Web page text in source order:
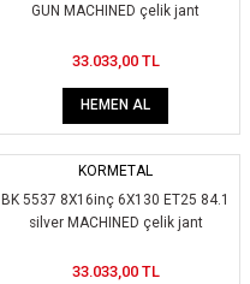
GUN MACHINED çelik jant
33.033,00 TL
HEMEN AL
KORMETAL
BK 5537 8X16inç 6X130 ET25 84.1
silver MACHINED çelik jant
33.033,00 TL